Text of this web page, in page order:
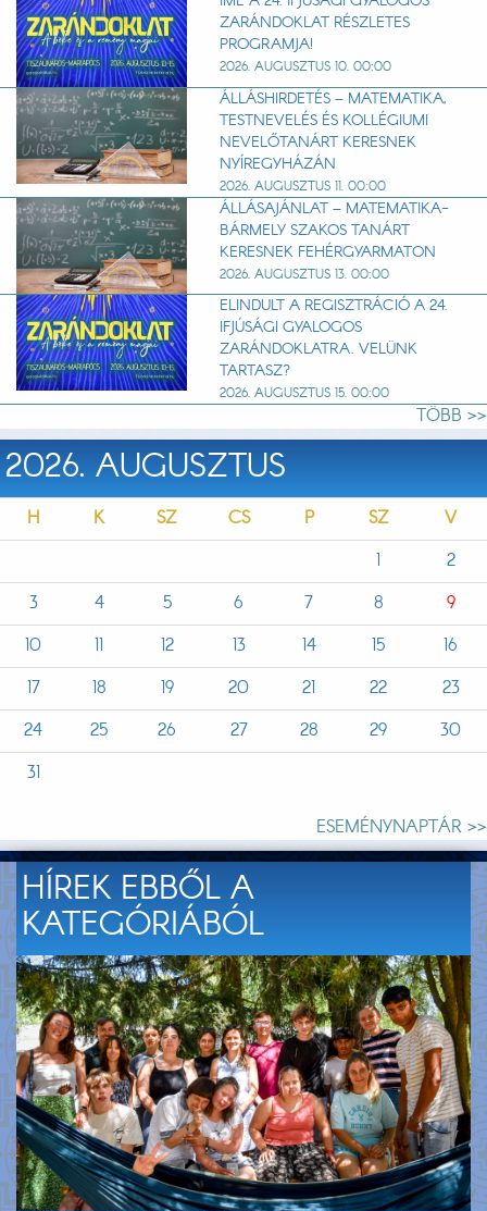
ZARÁNDOKLAT RÉSZLETES
PROGRAMJA!
2026. AUGUSZTUS 10. 00:00
ÁLLÁSHIRDETÉS – MATEMATIKA,
TESTNEVELÉS ÉS KOLLÉGIUMI
NEVELŐTANÁRT KERESNEK
NYÍREGYHÁZÁN
2026. AUGUSZTUS 11. 00:00
ÁLLÁSAJÁNLAT – MATEMATIKA-
BÁRMELY SZAKOS TANÁRT
KERESNEK FEHÉRGYARMATON
2026. AUGUSZTUS 13. 00:00
ELINDULT A REGISZTRÁCIÓ A 24.
IFJÚSÁGI GYALOGOS
ZARÁNDOKLATRA. VELÜNK
TARTASZ?
2026. AUGUSZTUS 15. 00:00
TÖBB >>
2026. AUGUSZTUS
H K SZ CS P SZ
V
1
2
3
4 5 6 7 8
9
10
11 12 13 14 15
16
17
18 19 20 21 22
23
24
25 26 27 28 29
30
31
ESEMÉNYNAPTÁR >>
HÍREK EBBŐL A
KATEGÓRIÁBÓL